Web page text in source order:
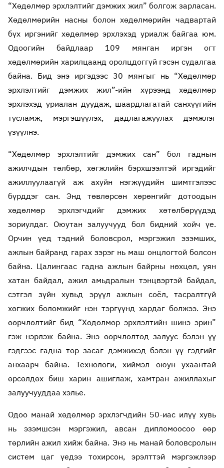
“Хөдөлмөр эрхлэлтийг дэмжих жил” болгож зарласан.
Хөдөлмөрийн насны болон хөдөлмөрийн чадвартай
бүх иргэнийг хөдөлмөр эрхлэхэд уриалж байгаа юм.
Одоогийн байдлаар 109 мянган иргэн огт
хөдөлмөрийн харилцаанд оролцдоггүй гэсэн судалгаа
байна. Бид энэ иргэдээс 30 мянгыг нь “Хөдөлмөр
эрхлэлтийг дэмжих жил”-ийн хүрээнд хөдөлмөр
эрхлэхэд уриалан дуудаж, шаардлагатай санхүүгийн
тусламж, мэргэшүүлэх, дадлагажуулах дэмжлэг
үзүүлнэ.
“Хөдөлмөр эрхлэлтийг дэмжих сан” бол гаднын
ажилчдын төлбөр, хөгжлийн бэрхшээлтэй иргэдийг
ажиллуулаагүй аж ахуйн нэгжүүдийн шимтгэлээс
бүрддэг сан. Энд төвлөрсөн хөрөнгийг дотоодын
хөдөлмөр эрхлэгчдийг дэмжих хөтөлбөрүүдэд
зориулдаг. Оюутан залуучууд бол бидний хойч үе.
Орчин үед тэдний боловсрол, мэргэжил эзэмших,
ажлын байранд гарах зэрэг нь маш онцлогтой болсон
байна. Цалингаас гадна ажлын байрны нөхцөл, уян
хатан байдал, ажил амьдралын тэнцвэртэй байдал,
сэтгэл зүйн хувьд эрүүл ажлын соёл, тасралтгүй
хөгжих боломжийг нэн тэргүүнд хардаг болжээ. Энэ
өөрчлөлтийг бид “Хөдөлмөр эрхлэлтийн шинэ эрин”
гэж нэрлэж байна. Энэ өөрчлөлтөд залуус бэлэн үү
гэдгээс гадна төр засаг дэмжихэд бэлэн үү гэдгийг
анхаарч байна. Технологи, хиймэл оюун ухаантай
өрсөлдөх биш харин ашиглаж, хамтран ажиллахыг
залуучууддаа хэлье.
Одоо манай хөдөлмөр эрхлэгчдийн 50-иас илүү хувь
нь эзэмшсэн мэргэжил, авсан дипломоосоо өөр
төрлийн ажил хийж байна. Энэ нь манай боловсролын
систем цаг үедээ тохирсон, эрэлттэй мэргэжлээр